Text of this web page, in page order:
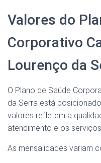
Valores do
Corporativo
Lourenço da
O Plano de Saúde
da Serra está
valores refletem a
atendimento e os
As mensalidades variam